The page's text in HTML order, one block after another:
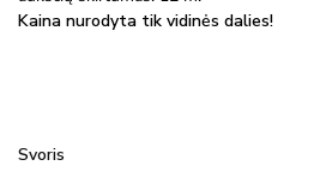
Kaina nurodyta tik vidinės dalies!
Svoris